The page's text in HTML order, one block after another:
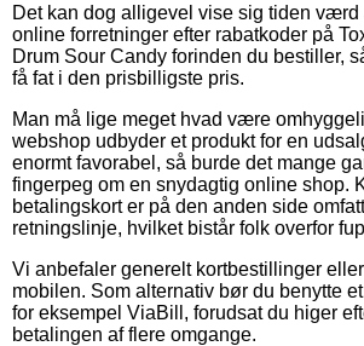
Det kan dog alligevel vise sig tiden værd
online forretninger efter rabatkoder på
Drum Sour Candy forinden du bestiller,
få fat i den prisbilligste pris.
Man må lige meget hvad være
webshop udbyder et produkt for en
enormt favorabel, så burde det mange
fingerpeg om en snydagtig online shop.
betalingskort er på den anden side
retningslinje, hvilket bistår folk overfor
Vi anbefaler generelt kortbestillinger
mobilen. Som alternativ bør du benytte
for eksempel ViaBill, forudsat du higer
betalingen af flere omgange.